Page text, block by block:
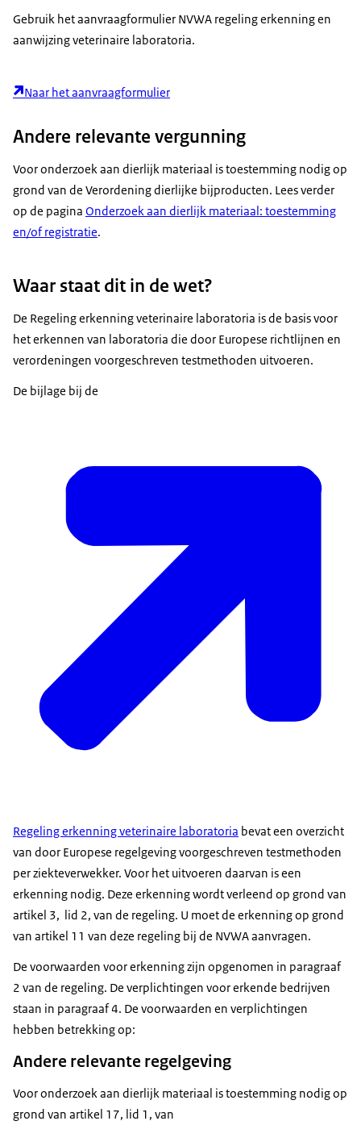
Gebruik het aanvraagformulier NVWA regeling erkenning en
aanwijzing veterinaire laboratoria.
Naar het aanvraagformulier
Andere relevante vergunning
Voor onderzoek aan dierlijk materiaal is toestemming nodig op
grond van de Verordening dierlijke bijproducten. Lees verder
op de pagina Onderzoek aan dierlijk materiaal: toestemming
en/of registratie.
Waar staat dit in de wet?
De Regeling erkenning veterinaire laboratoria is de basis voor
het erkennen van laboratoria die door Europese richtlijnen en
verordeningen voorgeschreven testmethoden uitvoeren.
De bijlage bij de
Regeling erkenning veterinaire laboratoria bevat een overzicht
van door Europese regelgeving voorgeschreven testmethoden
per ziekteverwekker. Voor het uitvoeren daarvan is een
erkenning nodig. Deze erkenning wordt verleend op grond van
artikel 3, lid 2, van de regeling. U moet de erkenning op grond
van artikel 11 van deze regeling bij de NVWA aanvragen.
De voorwaarden voor erkenning zijn opgenomen in paragraaf
2 van de regeling. De verplichtingen voor erkende bedrijven
staan in paragraaf 4. De voorwaarden en verplichtingen
hebben betrekking op:
Andere relevante regelgeving
Voor onderzoek aan dierlijk materiaal is toestemming nodig op
grond van artikel 17, lid 1, van